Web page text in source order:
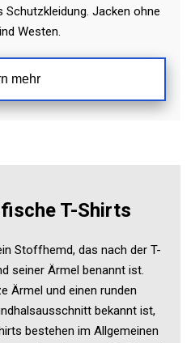
Schutzkleidung. Jacken ohne
Westen.
mehr
T-Shirts
Stoffhemd, das nach der T-
seiner Ärmel benannt ist.
Ärmel und einen runden
bekannt ist,
bestehen im Allgemeinen